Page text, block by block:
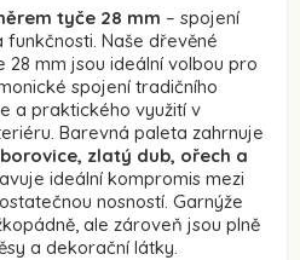
tyče 28 mm – spojení
funkčnosti. Naše dřevěné
mm jsou ideální volbou pro
spojení tradičního
a praktického využití v
Barevná paleta zahrnuje
zlatý dub, ořech a
ideální kompromis mezi
nosností. Garnýže
ale zároveň jsou plně
a dekorační látky.